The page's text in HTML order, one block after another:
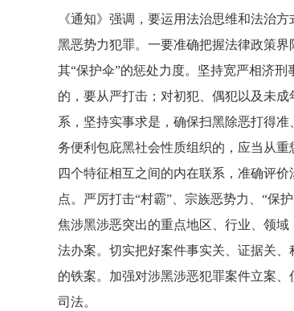
《通知》强调，要运用法治思维和法治
黑恶势力犯罪。一要准确把握法律政策
其“保护伞”的惩处力度。坚持宽严相济
的，要从严打击；对初犯、偶犯以及未
系，坚持实事求是，确保扫黑除恶打得
务便利包庇黑社会性质组织的，应当从
四个特征相互之间的内在联系，准确评
点。严厉打击“村霸”、宗族恶势力、“保
焦涉黑涉恶突出的重点地区、行业、领
法办案。切实把好案件事实关、证据关
的铁案。加强对涉黑涉恶犯罪案件立案
司法。